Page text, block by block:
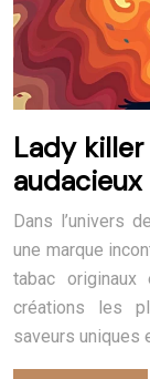
Lady
Dans l’univers
une marque
tabac
créations les
saveurs uniques